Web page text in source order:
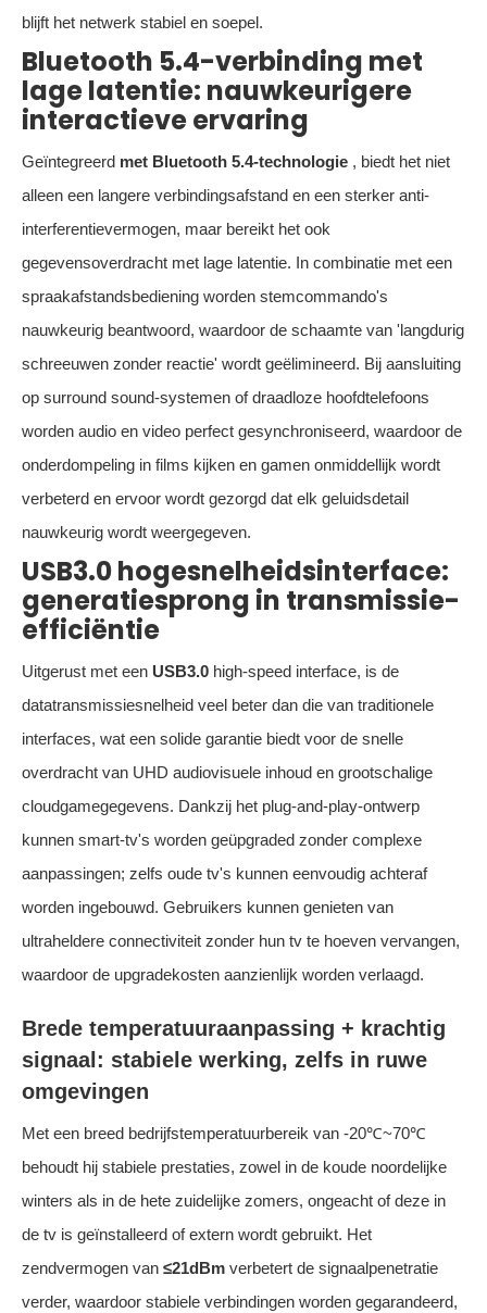
blijft het netwerk stabiel en soepel.
Bluetooth 5.4-verbinding met
lage latentie: nauwkeurigere
interactieve ervaring
Geïntegreerd met Bluetooth 5.4-technologie , biedt het niet
alleen een langere verbindingsafstand en een sterker anti-
interferentievermogen, maar bereikt het ook
gegevensoverdracht met lage latentie. In combinatie met een
spraakafstandsbediening worden stemcommando's
nauwkeurig beantwoord, waardoor de schaamte van 'langdurig
schreeuwen zonder reactie' wordt geëlimineerd. Bij aansluiting
op surround sound-systemen of draadloze hoofdtelefoons
worden audio en video perfect gesynchroniseerd, waardoor de
onderdompeling in films kijken en gamen onmiddellijk wordt
verbeterd en ervoor wordt gezorgd dat elk geluidsdetail
nauwkeurig wordt weergegeven.
USB3.0 hogesnelheidsinterface:
generatiesprong in transmissie-
efficiëntie
Uitgerust met een USB3.0 high-speed interface, is de
datatransmissiesnelheid veel beter dan die van traditionele
interfaces, wat een solide garantie biedt voor de snelle
overdracht van UHD audiovisuele inhoud en grootschalige
cloudgamegegevens. Dankzij het plug-and-play-ontwerp
kunnen smart-tv's worden geüpgraded zonder complexe
aanpassingen; zelfs oude tv's kunnen eenvoudig achteraf
worden ingebouwd. Gebruikers kunnen genieten van
ultraheldere connectiviteit zonder hun tv te hoeven vervangen,
waardoor de upgradekosten aanzienlijk worden verlaagd.
Brede temperatuuraanpassing + krachtig
signaal: stabiele werking, zelfs in ruwe
omgevingen
Met een breed bedrijfstemperatuurbereik van -20℃~70℃
behoudt hij stabiele prestaties, zowel in de koude noordelijke
winters als in de hete zuidelijke zomers, ongeacht of deze in
de tv is geïnstalleerd of extern wordt gebruikt. Het
zendvermogen van ≤21dBm verbetert de signaalpenetratie
verder, waardoor stabiele verbindingen worden gegarandeerd,